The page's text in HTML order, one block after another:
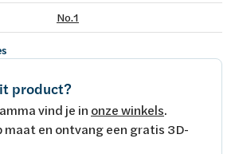
No.1
product?
vind je in onze winkels.
maat en ontvang een gratis 3D-